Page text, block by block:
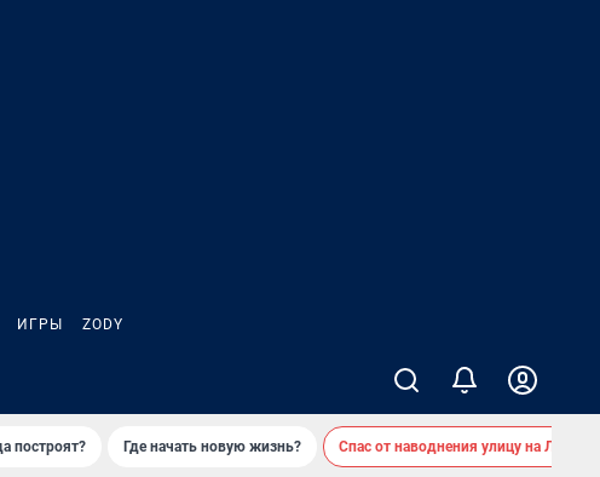
ИГРЫ ZODY
построят? Где начать новую жизнь? Спас от наводнения улицу на